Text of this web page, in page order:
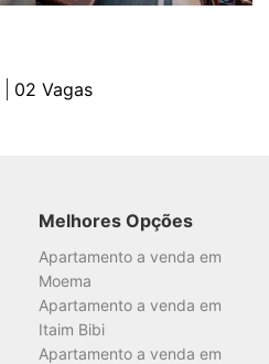
02 Vagas
Melhores Opções
Apartamento a venda em
Moema
Apartamento a venda em
Itaim Bibi
Apartamento a venda em